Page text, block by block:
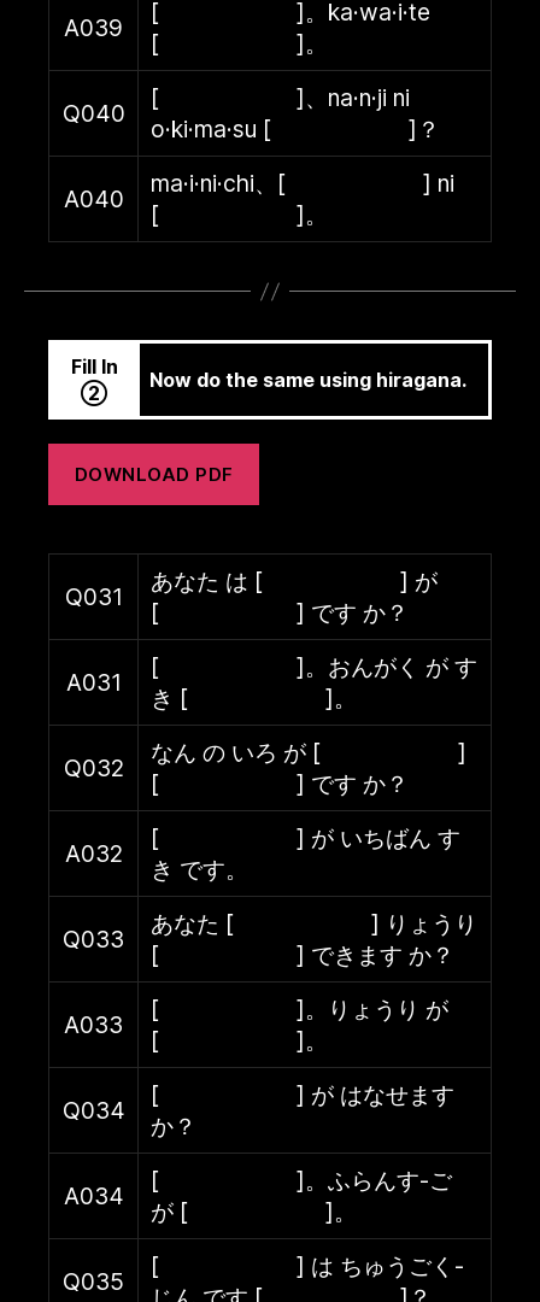
A039
[ ]。ka·wa·i·te
[ ]。
Q040
[ ]、na·n·ji ni
o·ki·ma·su [ ]？
A040
ma·i·ni·chi、[ ] ni
[ ]。
Fill In
②
Now do the same using hiragana.
DOWNLOAD PDF
Q031
あなた は [ ] が
[ ] です か？
A031
[ ]。おんがく が す
き [ ]。
Q032
なん の いろ が [ ]
[ ] です か？
A032
[ ] が いちばん す
き です。
Q033
あなた [ ] りょうり
[ ] できます か？
A033
[ ]。りょうり が
[ ]。
Q034
[ ] が はなせます
か？
A034
[ ]。ふらんす-ご
が [ ]。
Q035
[ ] は ちゅうごく-